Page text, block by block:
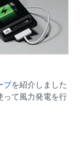
ブを紹介しました
って風力発電を行